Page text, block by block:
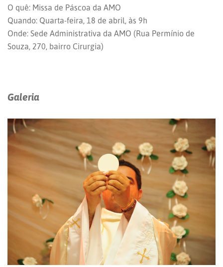
O quê: Missa de Páscoa da AMO
Quando: Quarta-feira, 18 de abril, às 9h
Onde: Sede Administrativa da AMO (Rua Permínio de
Souza, 270, bairro Cirurgia)
Galeria